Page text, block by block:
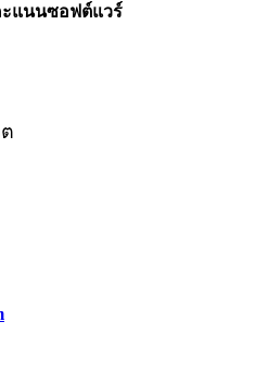
แนนซอฟต์แวร์